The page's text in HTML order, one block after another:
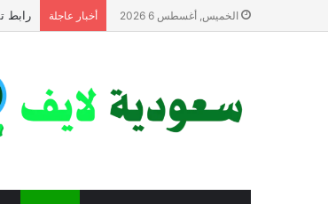
الخميس, أغسطس 6 2026 أخبار عاجلة